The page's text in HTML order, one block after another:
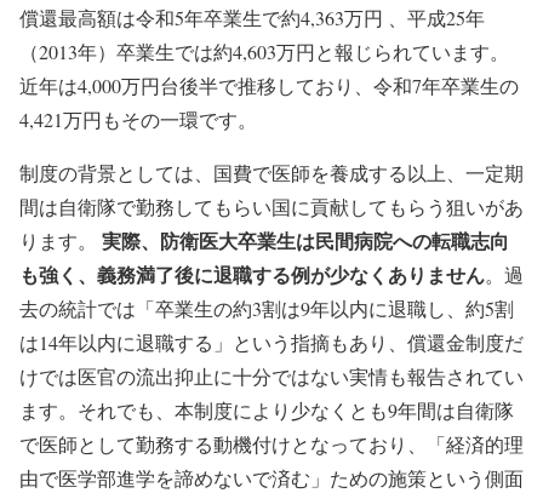
償還最高額は令和5年卒業生で約4,363万円 、平成25年
（2013年）卒業生では約4,603万円と報じられています。
近年は4,000万円台後半で推移しており、令和7年卒業生の
4,421万円もその一環です。
制度の背景としては、国費で医師を養成する以上、一定期
間は自衛隊で勤務してもらい国に貢献してもらう狙いがあ
ります。 実際、防衛医大卒業生は民間病院への転職志向
も強く、義務満了後に退職する例が少なくありません。過
去の統計では「卒業生の約3割は9年以内に退職し、約5割
は14年以内に退職する」という指摘もあり、償還金制度だ
けでは医官の流出抑止に十分ではない実情も報告されてい
ます。それでも、本制度により少なくとも9年間は自衛隊
で医師として勤務する動機付けとなっており、「経済的理
由で医学部進学を諦めないで済む」ための施策という側面